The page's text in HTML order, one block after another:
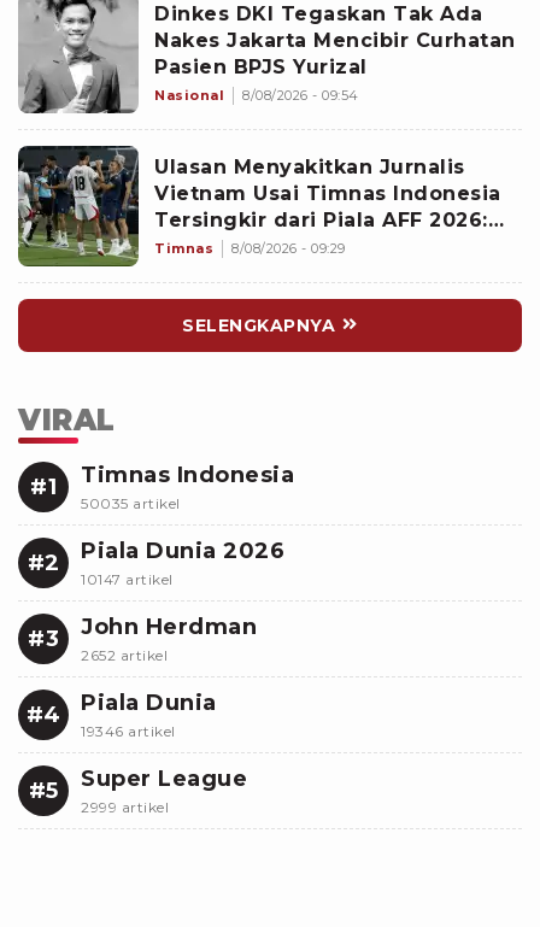
Dinkes DKI Tegaskan Tak Ada
Nakes Jakarta Mencibir Curhatan
Pasien BPJS Yurizal
Nasional 8/08/2026 - 09:54
Ulasan Menyakitkan Jurnalis
Vietnam Usai Timnas Indonesia
Tersingkir dari Piala AFF 2026:
Memalukan!
Timnas 8/08/2026 - 09:29
SELENGKAPNYA
VIRAL
#1 Timnas Indonesia
50035 artikel
#2 Piala Dunia 2026
10147 artikel
#3 John Herdman
2652 artikel
#4 Piala Dunia
19346 artikel
#5 Super League
2999 artikel